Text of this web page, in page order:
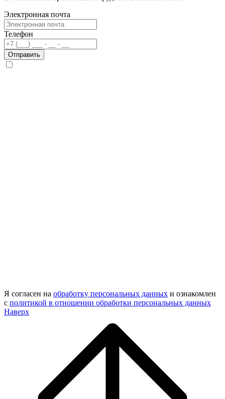
Электронная почта
Телефон
Отправить
Я согласен на обработку персональных данных и ознакомлен
с политикой в отношении обработки персональных данных
Наверх